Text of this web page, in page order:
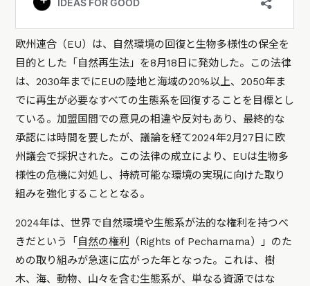
欧州連合（EU）は、自然環境の回復と生物多様性の保全を
目的とした「自然再生法」を8月18日に発効した。この法律
は、2030年までにEUの陸地と海域の20%以上、2050年ま
でに再生が必要なすべての生態系を回復することを目標とし
ている。加盟国間での意見の相違や反対もあり、最終的な
承認には時間を要したが、議論を経て2024年2月27日に欧
州議会で採択された。この法律の成立により、EUは生物多
様性の危機に対処し、持続可能な環境の実現に向けた取り
組みを強化することとなる。
2024年は、世界で自然環境や生態系が法的な権利を持つべ
きだという「 自然の権利
（Rights of Pechamama）」のた
めの取り組みが急速に広がった年となった。これは、樹
木、海、動物、山々を含む生態系が、単なる資源ではな